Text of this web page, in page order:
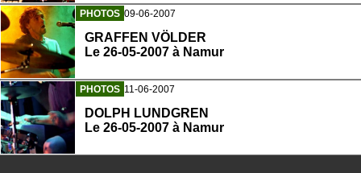
PHOTOS 09-06-2007
GRAFFEN VÖLDER
Le 26-05-2007 à Namur
PHOTOS 11-06-2007
DOLPH LUNDGREN
Le 26-05-2007 à Namur